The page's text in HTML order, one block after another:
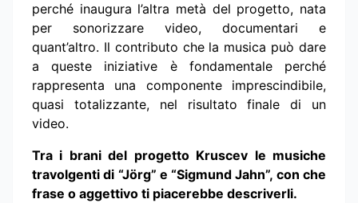
perché inaugura l’altra metà del progetto, nata
per sonorizzare video, documentari e
quant’altro. Il contributo che la musica può dare
a queste iniziative è fondamentale perché
rappresenta una componente imprescindibile,
quasi totalizzante, nel risultato finale di un
video.
Tra i brani del progetto Kruscev le musiche
travolgenti di “Jörg” e “Sigmund Jahn”, con che
frase o aggettivo ti piacerebbe descriverli.